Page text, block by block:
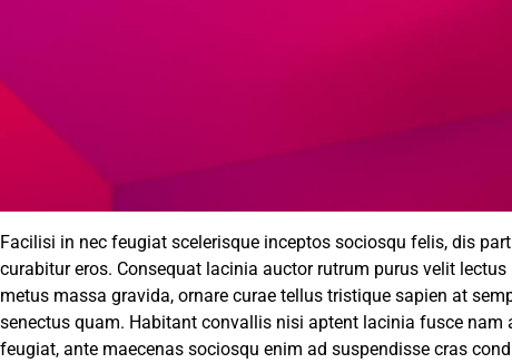
Facilisi in nec feugiat scelerisque inceptos sociosqu felis, dis
curabitur eros. Consequat lacinia auctor rutrum purus velit
metus massa gravida, ornare curae tellus tristique sapien at
senectus quam. Habitant convallis nisi aptent lacinia fusce
feugiat, ante maecenas sociosqu enim ad suspendisse cras